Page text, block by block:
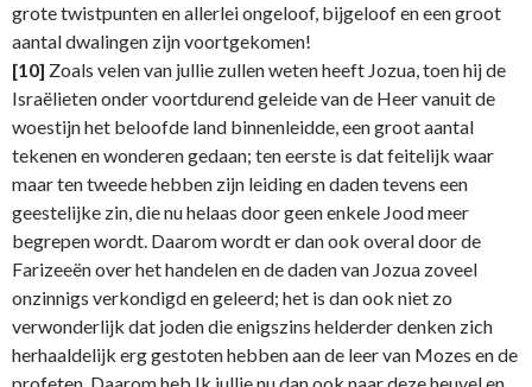
grote twistpunten en allerlei ongeloof, bijgeloof en een groot
aantal dwalingen zijn voortgekomen!
[10] Zoals velen van jullie zullen weten heeft Jozua, toen hij de
Israëlieten onder voortdurend geleide van de Heer vanuit de
woestijn het beloofde land binnenleidde, een groot aantal
tekenen en wonderen gedaan; ten eerste is dat feitelijk waar
maar ten tweede hebben zijn leiding en daden tevens een
geestelijke zin, die nu helaas door geen enkele Jood meer
begrepen wordt. Daarom wordt er dan ook overal door de
Farizeeën over het handelen en de daden van Jozua zoveel
onzinnigs verkondigd en geleerd; het is dan ook niet zo
verwonderlijk dat joden die enigszins helderder denken zich
herhaaldelijk erg gestoten hebben aan de leer van Mozes en de